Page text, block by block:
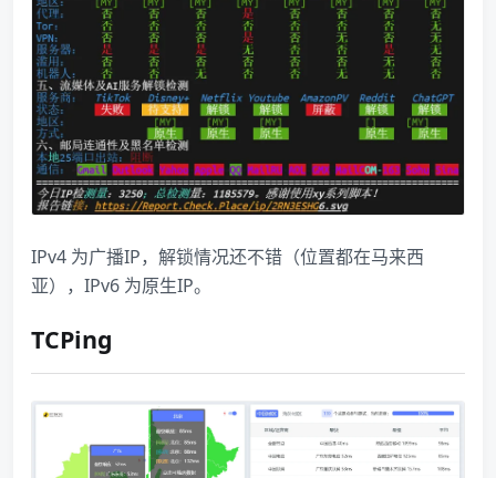
IPv4 为广播IP，解锁情况还不错（位置都在马来西
亚），IPv6 为原生IP。
TCPing